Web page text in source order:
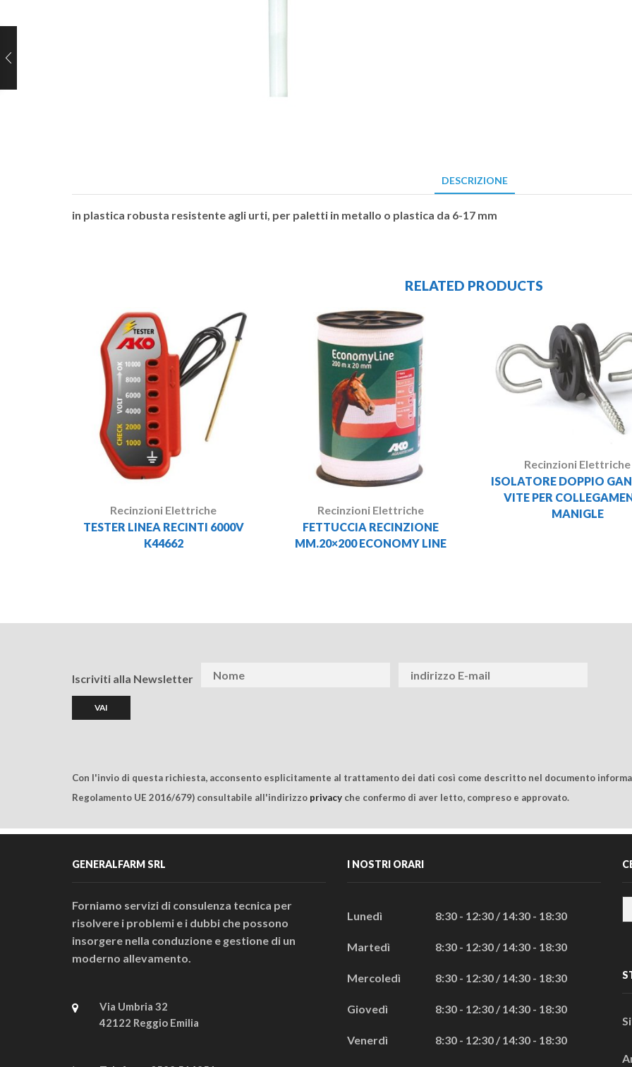
DESCRIZIONE
in plastica robusta resistente agli urti, per paletti in metallo o plastica da 6-17 mm
RELATED PRODUCTS
Recinzioni Elettriche
TESTER LINEA RECINTI 6000V
K44662
Recinzioni Elettriche
FETTUCCIA RECINZIONE
MM.20×200 ECONOMY LINE
Recinzioni Elettriche
ISOLATORE DOPPIO
VITE PER
MANIGLE
Iscriviti alla Newsletter
Con l'invio di questa richiesta, acconsento esplicitamente al trattamento dei dati così come descritto nel documento
Regolamento UE 2016/679) consultabile all'indirizzo privacy che confermo di aver letto, compreso e approvato.
GENERALFARM SRL
Forniamo servizi di consulenza tecnica per
risolvere i problemi e i dubbi che possono
insorgere nella conduzione e gestione di un
moderno allevamento.
Via Umbria 32
42122 Reggio Emilia
I NOSTRI ORARI
Lunedì 8:30 - 12:30 / 14:30 - 18:30
Martedì 8:30 - 12:30 / 14:30 - 18:30
Mercoledì 8:30 - 12:30 / 14:30 - 18:30
Giovedì 8:30 - 12:30 / 14:30 - 18:30
Venerdì 8:30 - 12:30 / 14:30 - 18:30